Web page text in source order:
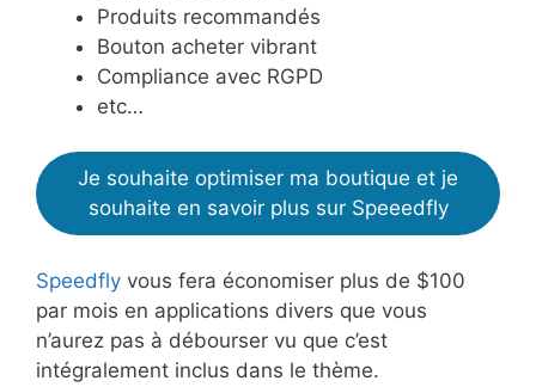
Produits recommandés
Bouton acheter vibrant
Compliance avec RGPD
etc…
Je souhaite optimiser ma boutique et je
souhaite en savoir plus sur Speeedfly
Speedfly vous fera économiser plus de $100
par mois en applications divers que vous
n’aurez pas à débourser vu que c’est
intégralement inclus dans le thème.